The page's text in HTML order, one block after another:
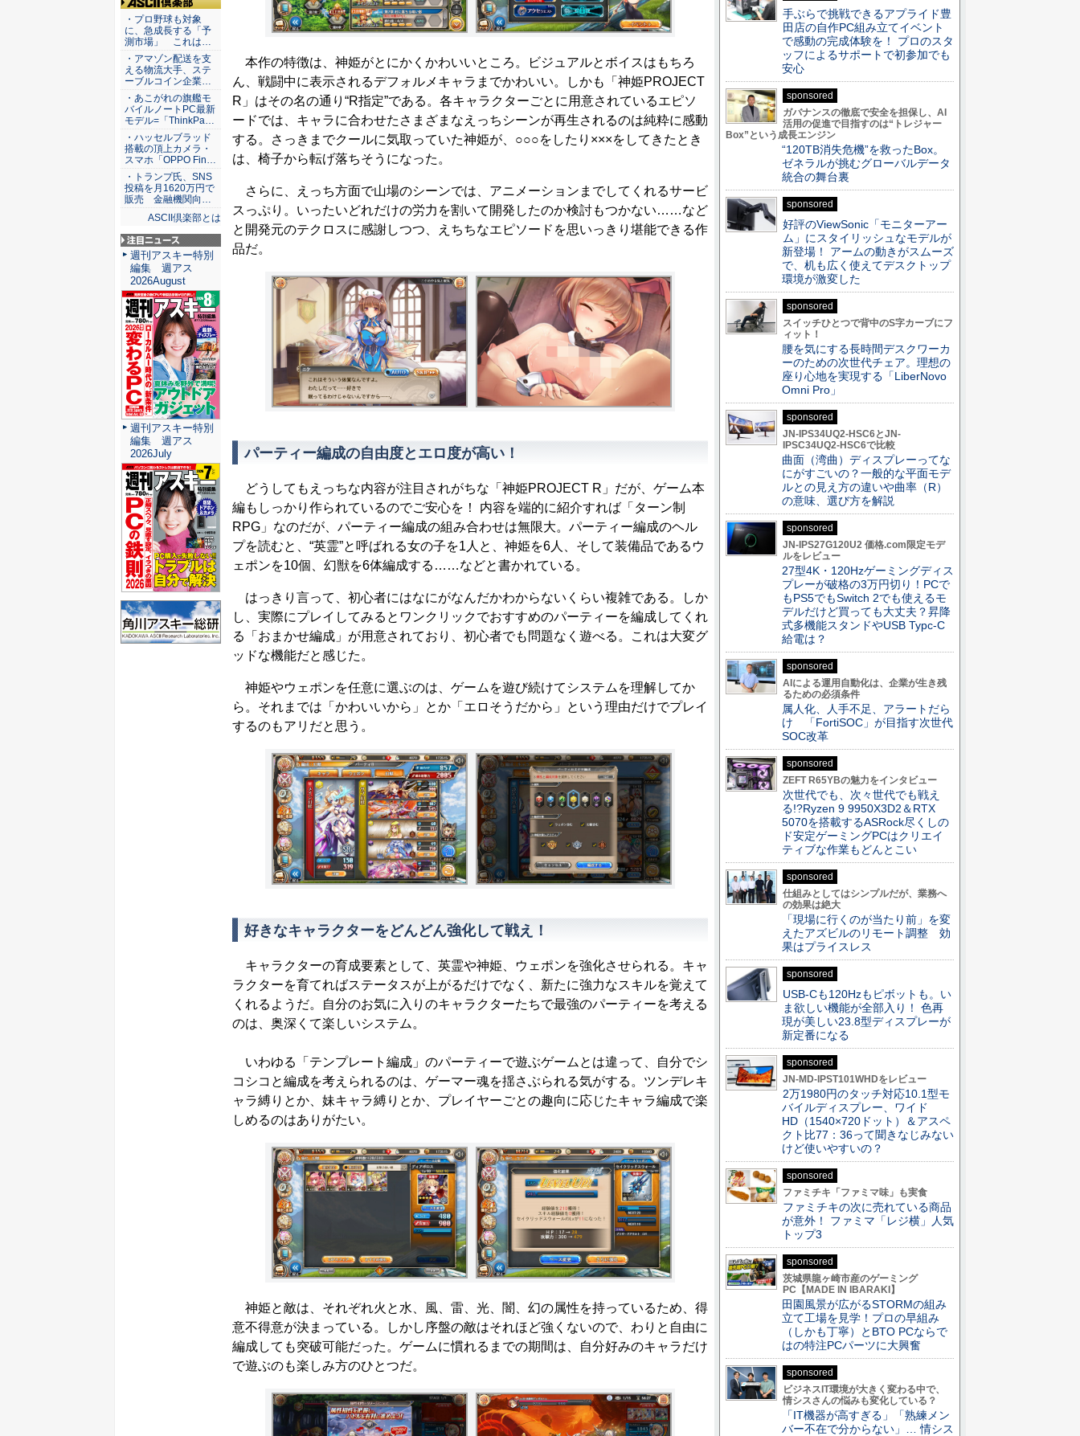
本作の特徴は、神姫がとにかくかわいいところ。ビジュアルとボイスはもちろ
ん、戦闘中に表示されるデフォルメキャラまでかわいい。しかも「神姫PROJECT
R」はその名の通り“R指定”である。各キャラクターごとに用意されているエピソ
ードでは、キャラに合わせたさまざまなえっちシーンが再生されるのは純粋に感動
する。さっきまでクールに気取っていた神姫が、○○○をしたり×××をしてきたとき
は、椅子から転げ落ちそうになった。
さらに、えっち方面で山場のシーンでは、アニメーションまでしてくれるサービ
スっぷり。いったいどれだけの労力を割いて開発したのか検討もつかない……など
と開発元のテクロスに感謝しつつ、えちちなエピソードを思いっきり堪能できる作
品だ。
パーティー編成の自由度とエロ度が高い！
どうしてもえっちな内容が注目されがちな「神姫PROJECT R」だが、ゲーム本
編もしっかり作られているのでご安心を！ 内容を端的に紹介すれば「ターン制
RPG」なのだが、パーティー編成の組み合わせは無限大。パーティー編成のヘル
プを読むと、“英霊”と呼ばれる女の子を1人と、神姫を6人、そして装備品であるウ
ェポンを10個、幻獣を6体編成する……などと書かれている。
はっきり言って、初心者にはなにがなんだかわからないくらい複雑である。しか
し、実際にプレイしてみるとワンクリックでおすすめのパーティーを編成してくれ
る「おまかせ編成」が用意されており、初心者でも問題なく遊べる。これは大変グ
ッドな機能だと感じた。
神姫やウェポンを任意に選ぶのは、ゲームを遊び続けてシステムを理解してか
ら。それまでは「かわいいから」とか「エロそうだから」という理由だけでプレイ
するのもアリだと思う。
好きなキャラクターをどんどん強化して戦え！
キャラクターの育成要素として、英霊や神姫、ウェポンを強化させられる。キャ
ラクターを育てればステータスが上がるだけでなく、新たに強力なスキルを覚えて
くれるようだ。自分のお気に入りのキャラクターたちで最強のパーティーを考える
のは、奥深くて楽しいシステム。
いわゆる「テンプレート編成」のパーティーで遊ぶゲームとは違って、自分でシ
コシコと編成を考えられるのは、ゲーマー魂を揺さぶられる気がする。ツンデレキ
ャラ縛りとか、妹キャラ縛りとか、プレイヤーごとの趣向に応じたキャラ編成で楽
しめるのはありがたい。
神姫と敵は、それぞれ火と水、風、雷、光、闇、幻の属性を持っているため、得
意不得意が決まっている。しかし序盤の敵はそれほど強くないので、わりと自由に
編成しても突破可能だった。ゲームに慣れるまでの期間は、自分好みのキャラだけ
で遊ぶのも楽しみ方のひとつだ。
ASCII倶楽部
・プロ野球も対象
に、急成長する「予
測市場」 これは…
・アマゾン配送を支
える物流大手、ステ
ーブルコイン企業…
・あこがれの旗艦モ
バイルノートPC最新
モデル=「ThinkPa…
・ハッセルブラッド
搭載の頂上カメラ・
スマホ「OPPO Fin…
・トランプ氏、SNS
投稿を月1620万円で
販売 金融機関向…
ASCII倶楽部とは
注目ニュース
週刊アスキー特別
編集 週アス
2026August
週刊アスキー特別
編集 週アス
2026July
手ぶらで挑戦できるアプライド豊
田店の自作PC組み立てイベント
で感動の完成体験を！ プロのスタ
ッフによるサポートで初参加でも
安心
sponsored
ガバナンスの徹底で安全を担保し、AI
活用の促進で目指すのは“トレジャー
Box”という成長エンジン
“120TB消失危機”を救ったBox。
ゼネラルが挑むグローバルデータ
統合の舞台裏
sponsored
好評のViewSonic「モニターアー
ム」にスタイリッシュなモデルが
新登場！ アームの動きがスムーズ
で、机も広く使えてデスクトップ
環境が激変した
sponsored
スイッチひとつで背中のS字カーブにフ
ィット！
腰を気にする長時間デスクワーカ
ーのための次世代チェア。理想の
座り心地を実現する「LiberNovo
Omni Pro」
sponsored
JN-IPS34UQ2-HSC6とJN-
IPSC34UQ2-HSC6で比較
曲面（湾曲）ディスプレーってな
にがすごいの？一般的な平面モデ
ルとの見え方の違いや曲率（R）
の意味、選び方を解説
sponsored
JN-IPS27G120U2 価格.com限定モデ
ルをレビュー
27型4K・120Hzゲーミングディス
プレーが破格の3万円切り！PCで
もPS5でもSwitch 2でも使えるモ
デルだけど買っても大丈夫？昇降
式多機能スタンドやUSB Typc-C
給電は？
sponsored
AIによる運用自動化は、企業が生き残
るための必須条件
属人化、人手不足、アラートだら
け 「FortiSOC」が目指す次世代
SOC改革
sponsored
ZEFT R65YBの魅力をインタビュー
次世代でも、次々世代でも戦え
る!?Ryzen 9 9950X3D2＆RTX
5070を搭載するASRock尽くしの
ド安定ゲーミングPCはクリエイ
ティブな作業もどんとこい
sponsored
仕組みとしてはシンプルだが、業務へ
の効果は絶大
「現場に行くのが当たり前」を変
えたアズビルのリモート調整 効
果はプライスレス
sponsored
USB-Cも120Hzもピボットも。い
ま欲しい機能が全部入り！ 色再
現が美しい23.8型ディスプレーが
新定番になる
sponsored
JN-MD-IPST101WHDをレビュー
2万1980円のタッチ対応10.1型モ
バイルディスプレー、ワイド
HD（1540×720ドット）＆アスペ
クト比77：36って聞きなじみない
けど使いやすいの？
sponsored
ファミチキ「ファミマ味」も実食
ファミチキの次に売れている商品
が意外！ ファミマ「レジ横」人気
トップ3
sponsored
茨城県龍ヶ崎市産のゲーミング
PC【MADE IN IBARAKI】
田園風景が広がるSTORMの組み
立て工場を見学！プロの早組み
（しかも丁寧）とBTO PCならで
はの特注PCパーツに大興奮
sponsored
ビジネスIT環境が大きく変わる中で、
情シスさんの悩みも変化している？
「IT機器が高すぎる」「熟練メン
バー不在で分からない」… 情シス